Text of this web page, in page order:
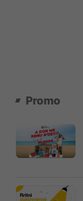
Promo